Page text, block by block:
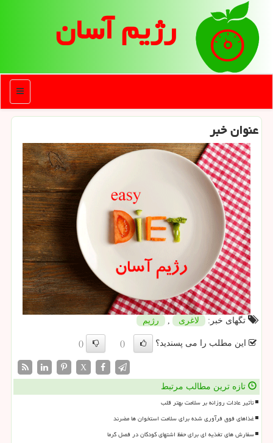
رژیم آسان
منو
عنوان خبر
تگهای خبر: لاغری رژیم
این مطلب را می پسندید؟ ()
()
X
تازه ترین مطالب مرتبط
تأثیر عادات روزانه بر سلامت بهتر قلب
غذاهای فوق فرآوری شده برای سلامت استخوان ها مضرند
سفارش های تغذیه ای برای حفظ اشتهای کودکان در فصل گرما